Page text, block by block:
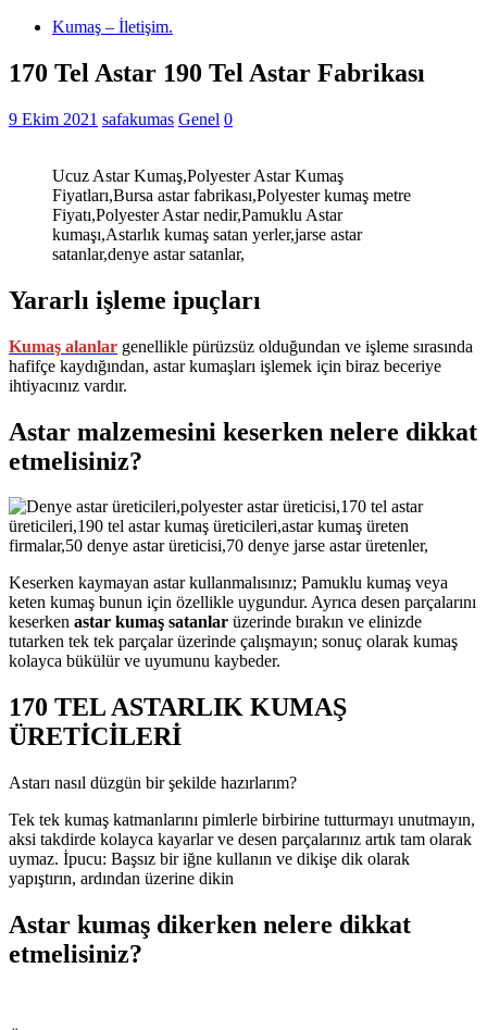
Kumaş – İletişim.
170 Tel Astar 190 Tel Astar Fabrikası
9 Ekim 2021 safakumas Genel 0
Ucuz Astar Kumaş,Polyester Astar Kumaş
Fiyatları,Bursa astar fabrikası,Polyester kumaş metre
Fiyatı,Polyester Astar nedir,Pamuklu Astar
kumaşı,Astarlık kumaş satan yerler,jarse astar
satanlar,denye astar satanlar,
Yararlı işleme ipuçları
Kumaş alanlar genellikle pürüzsüz olduğundan ve işleme sırasında
hafifçe kaydığından, astar kumaşları işlemek için biraz beceriye
ihtiyacınız vardır.
Astar malzemesini keserken nelere dikkat
etmelisiniz?
Keserken kaymayan astar kullanmalısınız; Pamuklu kumaş veya
keten kumaş bunun için özellikle uygundur. Ayrıca desen parçalarını
keserken astar kumaş satanlar üzerinde bırakın ve elinizde
tutarken tek tek parçalar üzerinde çalışmayın; sonuç olarak kumaş
kolayca bükülür ve uyumunu kaybeder.
170 TEL ASTARLIK KUMAŞ
ÜRETİCİLERİ
Astarı nasıl düzgün bir şekilde hazırlarım?
Tek tek kumaş katmanlarını pimlerle birbirine tutturmayı unutmayın,
aksi takdirde kolayca kayarlar ve desen parçalarınız artık tam olarak
uymaz. İpucu: Başsız bir iğne kullanın ve dikişe dik olarak
yapıştırın, ardından üzerine dikin
Astar kumaş dikerken nelere dikkat
etmelisiniz?